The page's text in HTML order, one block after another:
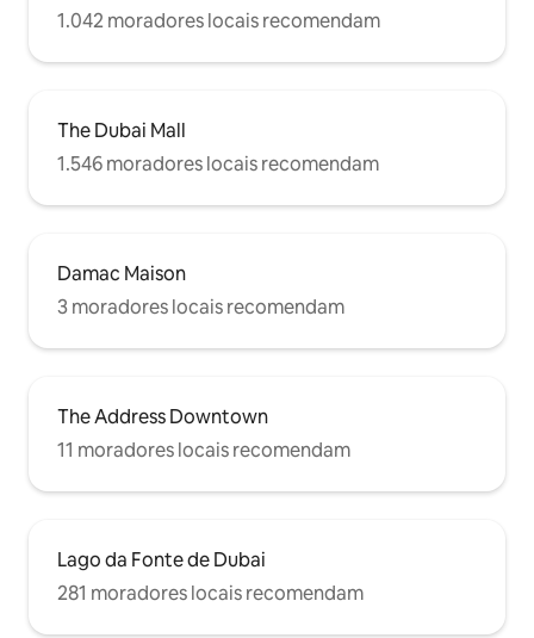
1.042 moradores locais recomendam
The Dubai Mall
1.546 moradores locais recomendam
Damac Maison
3 moradores locais recomendam
The Address Downtown
11 moradores locais recomendam
Lago da Fonte de Dubai
281 moradores locais recomendam